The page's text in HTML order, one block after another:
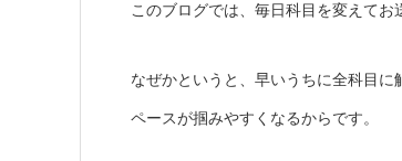
このブログでは、毎日科目を変えてお
なぜかというと、早いうちに全科目
ペースが掴みやすくなるからです。